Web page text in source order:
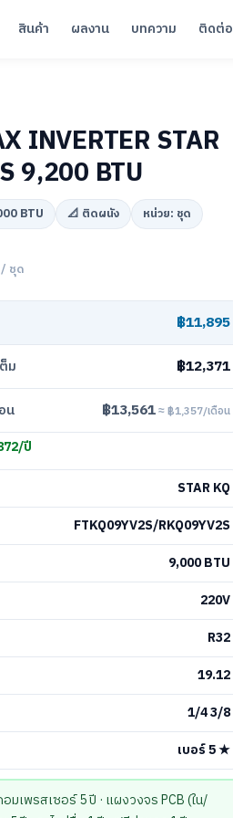
สินค้า ผลงาน บทความ ติดต่อ
INVERTER STAR
9,200 BTU
BTU 📐 ติดผนัง หน่วย: ชุด
/ ชุด
฿11,895
ม ฿12,371
น ฿13,561≈ ฿1,357/เดือน
ปี
STAR KQ
FTKQ09YV2S/RKQ09YV2S
9,000 BTU
220V
R32
19.12
1/4 3/8
เบอร์ 5 ★
มเพรสเซอร์ 5 ปี · แผงวงจร PCB (ใน/